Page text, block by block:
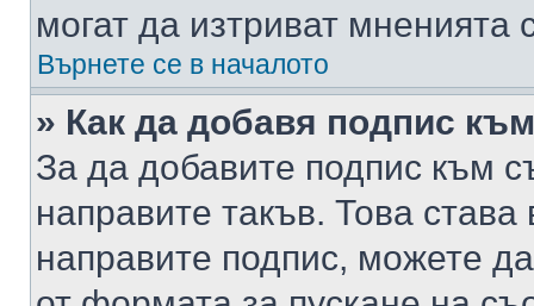
могат да изтриват мненията
Върнете се в началото
» Как да добавя подпис
За да добавите подпис към
направите такъв. Това
направите подпис, можете